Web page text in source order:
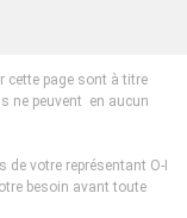
cette page sont à titre
ne peuvent en aucun
de votre représentant O-I
besoin avant toute